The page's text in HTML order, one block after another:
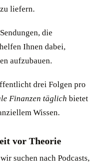
liefern.
die
Ihnen dabei,
aufzubauen.
drei Folgen pro
Finanzen täglich bietet
Wissen.
vor Theorie
suchen nach Podcasts,